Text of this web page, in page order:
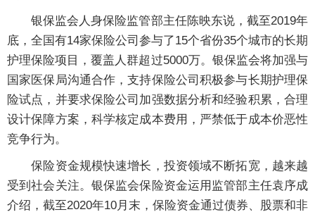
银保监会人身保险监管部主任陈映东说，截至2019年
底，全国有14家保险公司参与了15个省份35个城市的长期
护理保险项目，覆盖人群超过5000万。银保监会将加强与
国家医保局沟通合作，支持保险公司积极参与长期护理保
险试点，并要求保险公司加强数据分析和经验积累，合理
设计保障方案，科学核定成本费用，严禁低于成本价恶性
竞争行为。
保险资金规模快速增长，投资领域不断拓宽，越来越
受到社会关注。银保监会保险资金运用监管部主任袁序成
介绍，截至2020年10月末，保险资金通过债券、股票和非